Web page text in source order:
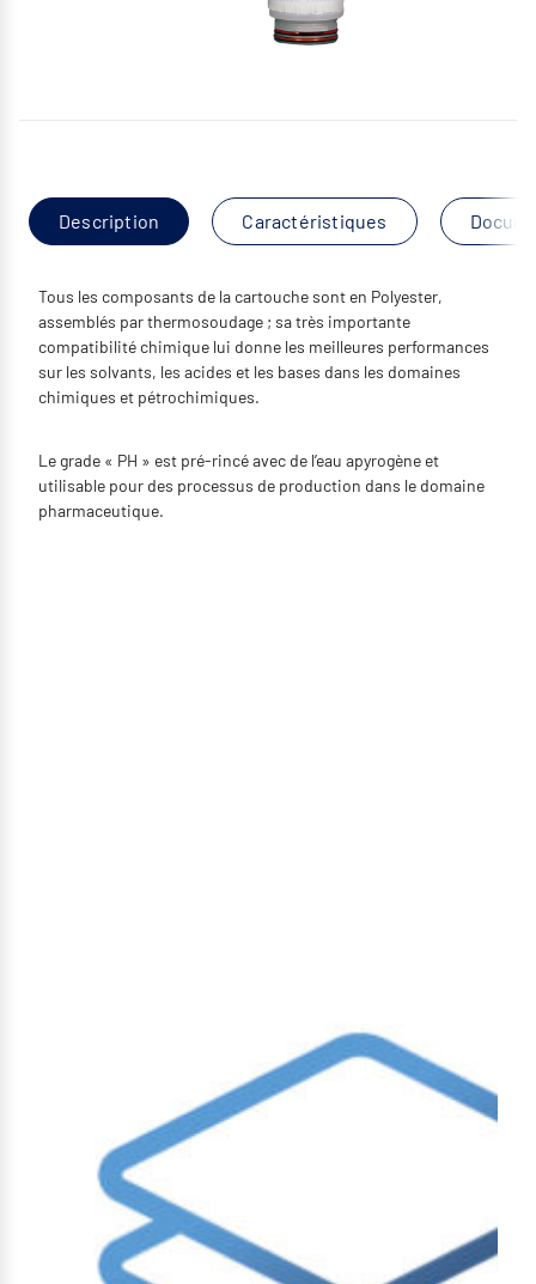
Description Caractéristiques
Tous les composants de la cartouche sont en Polyester,
assemblés par thermosoudage ; sa très importante
compatibilité chimique lui donne les meilleures performances
sur les solvants, les acides et les bases dans les domaines
chimiques et pétrochimiques.
Le grade « PH » est pré-rincé avec de l’eau apyrogène et
utilisable pour des processus de production dans le domaine
pharmaceutique.